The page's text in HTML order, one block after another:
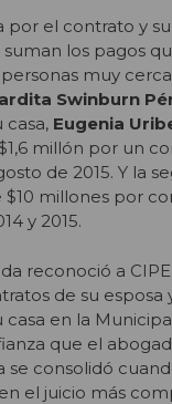
por el contrato y
los pagos
muy
Swinburn
casa, Eugenia
millón por un
de 2015. Y la
millones por
y 2015.
reconoció a
de su esposa
en la
que el
se consolidó
el juicio más